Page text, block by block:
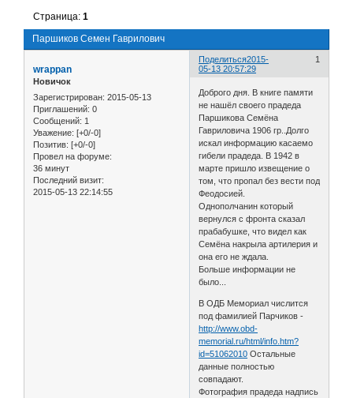
Паршиков Семен Гаврилович
Страница:1
Поделиться 1
2015-
05-13 20:57:29
wrappan
Новичок
Зарегистрирован: 2015-05-13
Приглашений: 0
Сообщений: 1
Уважение: [+0/-0]
Позитив: [+0/-0]
Провел на форуме:
36 минут
Последний визит:
2015-05-13 22:14:55
Доброго дня. В книге памяти
не нашёл своего прадеда
Паршикова Семёна
Гавриловича 1906 гр..Долго
искал информацию касаемо
гибели прадеда. В 1942 в
марте пришло извещение о
том, что пропал без вести под
Феодосией.
Однополчанин который
вернулся с фронта сказал
прабабушке, что видел как
Семёна накрыла артилерия и
она его не ждала.
Больше информации не
было...
В ОДБ Мемориал числится
под фамилией Парчиков -
http://www.obd-
memorial.ru/html/info.htm?
id=51062010 Остальные
данные полностью
совпадают.
Фотография прадеда надпись